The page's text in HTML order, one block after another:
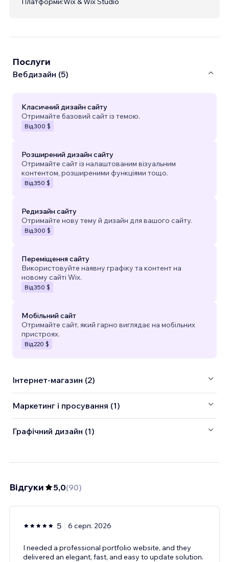
Послуги
Вебдизайн (5)
Класичний дизайн сайту
Отримайте базовий сайт із темою.
Від300 $
Розширений дизайн сайту
Отримайте сайт із налаштованим візуальним
контентом, розширеними функціями тощо.
Від350 $
Редизайн сайту
Отримайте нову тему й дизайн для вашого сайту.
Від300 $
Переміщення сайту
Використовуйте наявну графіку та контент на
новому сайті Wix.
Від350 $
Мобільний сайт
Отримайте сайт, який гарно виглядає на мобільних
пристроях.
Від220 $
Інтернет-магазин (2)
Маркетинг і просування (1)
Графічний дизайн (1)
Відгуки 5,0(90)
5 6 серп. 2026
I needed a professional portfolio website, and they
delivered an elegant, fast, and easy to update solution.